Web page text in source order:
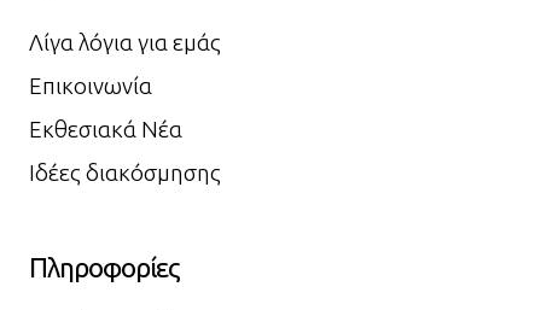
Λίγα λόγια για εμάς
Επικοινωνία
Εκθεσιακά Νέα
Ιδέες διακόσμησης
Πληροφορίες